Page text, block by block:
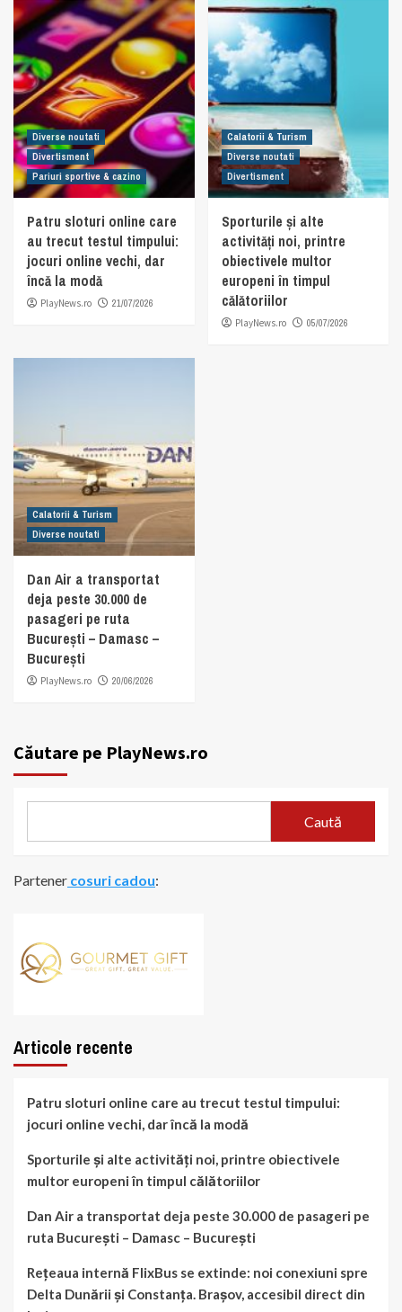
Diverse noutati
Divertisment
Pariuri sportive & cazino
Patru sloturi online care
au trecut testul timpului:
jocuri online vechi, dar
încă la modă
PlayNews.ro 21/07/2026
Calatorii & Turism
Diverse noutati
Divertisment
Sporturile și alte
activități noi, printre
obiectivele multor
europeni în timpul
călătoriilor
PlayNews.ro 05/07/2026
Calatorii & Turism
Diverse noutati
Dan Air a transportat
deja peste 30.000 de
pasageri pe ruta
București – Damasc –
București
PlayNews.ro 20/06/2026
Căutare pe PlayNews.ro
Caută
Partener cosuri cadou:
Articole recente
Patru sloturi online care au trecut testul timpului:
jocuri online vechi, dar încă la modă
Sporturile și alte activități noi, printre obiectivele
multor europeni în timpul călătoriilor
Dan Air a transportat deja peste 30.000 de pasageri pe
ruta București – Damasc – București
Rețeaua internă FlixBus se extinde: noi conexiuni spre
Delta Dunării și Constanța. Brașov, accesibil direct din